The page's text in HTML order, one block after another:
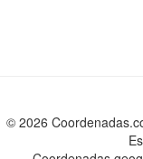
© 2026